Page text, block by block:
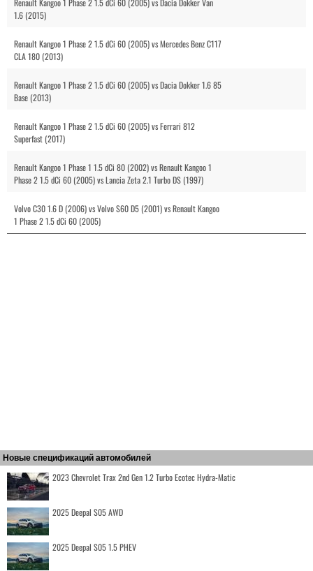
Renault Kangoo 1 Phase 2 1.5 dCi 60 (2005) vs Dacia Dokker Van
1.6 (2015)
Renault Kangoo 1 Phase 2 1.5 dCi 60 (2005) vs Mercedes Benz C117
CLA 180 (2013)
Renault Kangoo 1 Phase 2 1.5 dCi 60 (2005) vs Dacia Dokker 1.6 85
Base (2013)
Renault Kangoo 1 Phase 2 1.5 dCi 60 (2005) vs Ferrari 812
Superfast (2017)
Renault Kangoo 1 Phase 1 1.5 dCi 80 (2002) vs Renault Kangoo 1
Phase 2 1.5 dCi 60 (2005) vs Lancia Zeta 2.1 Turbo DS (1997)
Volvo C30 1.6 D (2006) vs Volvo S60 D5 (2001) vs Renault Kangoo
1 Phase 2 1.5 dCi 60 (2005)
Новые спецификаций автомобилей
2023 Chevrolet Trax 2nd Gen 1.2 Turbo Ecotec Hydra-Matic
2025 Deepal S05 AWD
2025 Deepal S05 1.5 PHEV